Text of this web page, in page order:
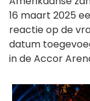
16 maart 2025
reactie op de
datum
in de Accor